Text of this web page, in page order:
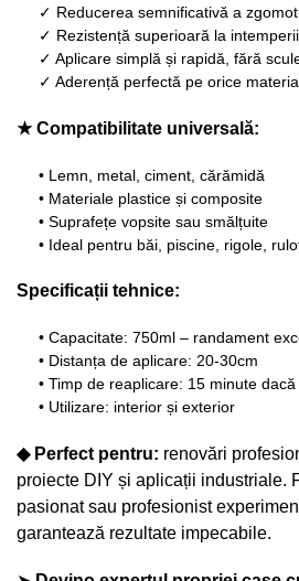
✓ Reducerea semnificativă a
✓ Rezistență superioară la
✓ Aplicare simplă și rapidă, fără
✓ Aderență perfectă pe orice
★ Compatibilitate universală:
• Lemn, metal, ciment, cărămidă
• Materiale plastice și composite
• Suprafețe vopsite sau smălțuite
• Ideal pentru băi, piscine, rigole,
Specificații tehnice:
• Capacitate: 750ml – randament
• Distanța de aplicare: 20-30cm
• Timp de reaplicare: 15 minute
• Utilizare: interior și exterior
◆ Perfect pentru: renovări
proiecte DIY și aplicații industriale.
pasionat sau profesionist
garantează rezultate impecabile.